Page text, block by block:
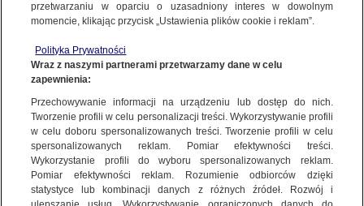
FAKTY | FAKTY PO POŁUDNIU
MON chce rozliczenia podkomisji smoleńskiej. "To było narzędzie do
wprowadzania kłamstwa"
FAKTY PO FAKTACH
FAKTY O ŚWIECIE
WIĘCEJ
KANAŁY
przetwarzaniu w oparciu o uzasadniony interes w dowolnym
momencie, klikając przycisk „Ustawienia plików cookie i reklam”.
Polityka Prywatności
Wraz z naszymi partnerami przetwarzamy dane w celu
zapewnienia:
Przechowywanie informacji na urządzeniu lub dostęp do nich.
Tworzenie profili w celu personalizacji treści. Wykorzystywanie profili
w celu doboru spersonalizowanych treści. Tworzenie profili w celu
spersonalizowanych reklam. Pomiar efektywności treści.
Wykorzystanie profili do wyboru spersonalizowanych reklam.
Pomiar efektywności reklam. Rozumienie odbiorców dzięki
statystyce lub kombinacji danych z różnych źródeł. Rozwój i